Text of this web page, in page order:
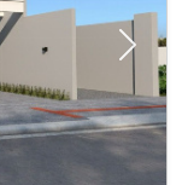
Next